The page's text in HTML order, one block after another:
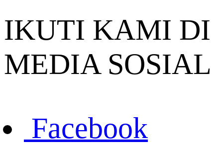
IKUTI KAMI DI
MEDIA SOSIAL
Facebook